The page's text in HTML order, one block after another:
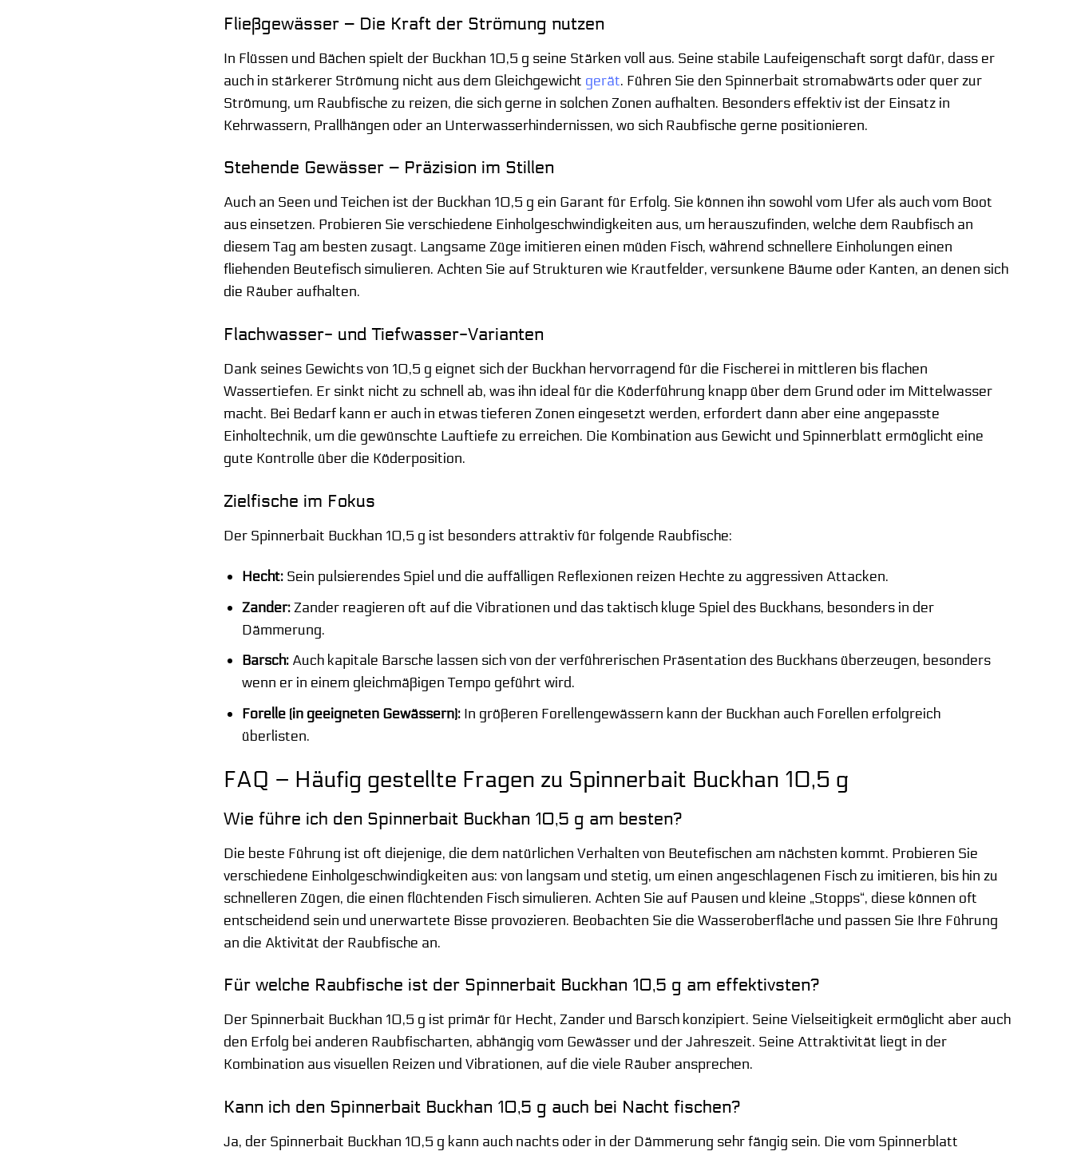
Fließgewässer – Die Kraft der Strömung nutzen
In Flüssen und Bächen spielt der Buckhan 10,5 g seine Stärken voll aus. Seine stabile Laufeigenschaft sorgt dafür, dass er
auch in stärkerer Strömung nicht aus dem Gleichgewicht gerät. Führen Sie den Spinnerbait stromabwärts oder quer zur
Strömung, um Raubfische zu reizen, die sich gerne in solchen Zonen aufhalten. Besonders effektiv ist der Einsatz in
Kehrwassern, Prallhängen oder an Unterwasserhindernissen, wo sich Raubfische gerne positionieren.
Stehende Gewässer – Präzision im Stillen
Auch an Seen und Teichen ist der Buckhan 10,5 g ein Garant für Erfolg. Sie können ihn sowohl vom Ufer als auch vom Boot
aus einsetzen. Probieren Sie verschiedene Einholgeschwindigkeiten aus, um herauszufinden, welche dem Raubfisch an
diesem Tag am besten zusagt. Langsame Züge imitieren einen müden Fisch, während schnellere Einholungen einen
fliehenden Beutefisch simulieren. Achten Sie auf Strukturen wie Krautfelder, versunkene Bäume oder Kanten, an denen sich
die Räuber aufhalten.
Flachwasser- und Tiefwasser-Varianten
Dank seines Gewichts von 10,5 g eignet sich der Buckhan hervorragend für die Fischerei in mittleren bis flachen
Wassertiefen. Er sinkt nicht zu schnell ab, was ihn ideal für die Köderführung knapp über dem Grund oder im Mittelwasser
macht. Bei Bedarf kann er auch in etwas tieferen Zonen eingesetzt werden, erfordert dann aber eine angepasste
Einholtechnik, um die gewünschte Lauftiefe zu erreichen. Die Kombination aus Gewicht und Spinnerblatt ermöglicht eine
gute Kontrolle über die Köderposition.
Zielfische im Fokus
Der Spinnerbait Buckhan 10,5 g ist besonders attraktiv für folgende Raubfische:
Hecht: Sein pulsierendes Spiel und die auffälligen Reflexionen reizen Hechte zu aggressiven Attacken.
Zander:Zander reagieren oft auf die Vibrationen und das taktisch kluge Spiel des Buckhans, besonders in der
Dämmerung.
Barsch: Auch kapitale Barsche lassen sich von der verführerischen Präsentation des Buckhans überzeugen, besonders
wenn er in einem gleichmäßigen Tempo geführt wird.
Forelle (in geeigneten Gewässern): In größeren Forellengewässern kann der Buckhan auch Forellen erfolgreich
überlisten.
FAQ – Häufig gestellte Fragen zu Spinnerbait Buckhan 10,5 g
Wie führe ich den Spinnerbait Buckhan 10,5 g am besten?
Die beste Führung ist oft diejenige, die dem natürlichen Verhalten von Beutefischen am nächsten kommt. Probieren Sie
verschiedene Einholgeschwindigkeiten aus: von langsam und stetig, um einen angeschlagenen Fisch zu imitieren, bis hin zu
schnelleren Zügen, die einen flüchtenden Fisch simulieren. Achten Sie auf Pausen und kleine „Stopps“, diese können oft
entscheidend sein und unerwartete Bisse provozieren. Beobachten Sie die Wasseroberfläche und passen Sie Ihre Führung
an die Aktivität der Raubfische an.
Für welche Raubfische ist der Spinnerbait Buckhan 10,5 g am effektivsten?
Der Spinnerbait Buckhan 10,5 g ist primär für Hecht, Zander und Barsch konzipiert. Seine Vielseitigkeit ermöglicht aber auch
den Erfolg bei anderen Raubfischarten, abhängig vom Gewässer und der Jahreszeit. Seine Attraktivität liegt in der
Kombination aus visuellen Reizen und Vibrationen, auf die viele Räuber ansprechen.
Kann ich den Spinnerbait Buckhan 10,5 g auch bei Nacht fischen?
Ja, der Spinnerbait Buckhan 10,5 g kann auch nachts oder in der Dämmerung sehr fängig sein. Die vom Spinnerblatt